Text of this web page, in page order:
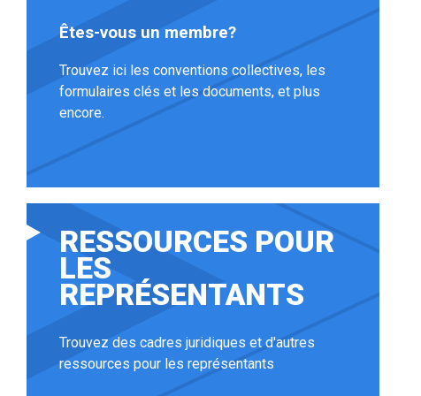
Êtes-vous un membre?
Trouvez ici les conventions collectives, les
formulaires clés et les documents, et plus
encore.
RESSOURCES POUR
LES
REPRÉSENTANTS
Trouvez des cadres juridiques et d'autres
ressources pour les représentants